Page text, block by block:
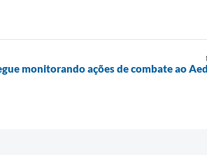
monitorando ações de combate ao